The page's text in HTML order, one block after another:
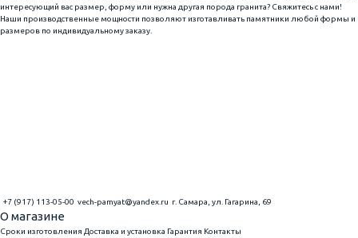
интересующий вас размер, форму или нужна другая порода гранита? Свяжитесь с нами!
Наши производственные мощности позволяют изготавливать памятники любой формы и
размеров по индивидуальному заказу.
+7 (917) 113-05-00 vech-pamyat@yandex.ru г. Самара, ул. Гагарина, 69
О магазине
Сроки изготовления Доставка и установка Гарантия Контакты